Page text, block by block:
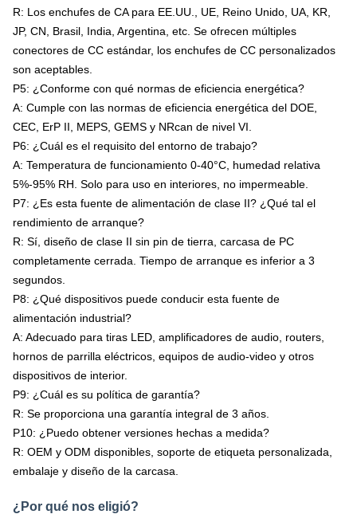
R: Los enchufes de CA para EE.UU., UE, Reino Unido, UA, KR,
JP, CN, Brasil, India, Argentina, etc. Se ofrecen múltiples
conectores de CC estándar, los enchufes de CC personalizados
son aceptables.
P5: ¿Conforme con qué normas de eficiencia energética?
A: Cumple con las normas de eficiencia energética del DOE,
CEC, ErP II, MEPS, GEMS y NRcan de nivel VI.
P6: ¿Cuál es el requisito del entorno de trabajo?
A: Temperatura de funcionamiento 0-40°C, humedad relativa
5%-95% RH. Solo para uso en interiores, no impermeable.
P7: ¿Es esta fuente de alimentación de clase II? ¿Qué tal el
rendimiento de arranque?
R: Sí, diseño de clase II sin pin de tierra, carcasa de PC
completamente cerrada. Tiempo de arranque es inferior a 3
segundos.
P8: ¿Qué dispositivos puede conducir esta fuente de
alimentación industrial?
A: Adecuado para tiras LED, amplificadores de audio, routers,
hornos de parrilla eléctricos, equipos de audio-video y otros
dispositivos de interior.
P9: ¿Cuál es su política de garantía?
R: Se proporciona una garantía integral de 3 años.
P10: ¿Puedo obtener versiones hechas a medida?
R: OEM y ODM disponibles, soporte de etiqueta personalizada,
embalaje y diseño de la carcasa.
¿Por qué nos eligió?